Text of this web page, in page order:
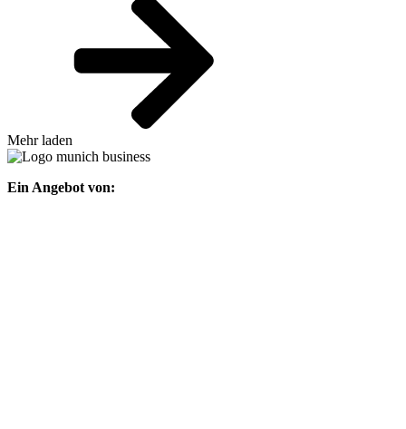
Mehr laden
Ein Angebot von: